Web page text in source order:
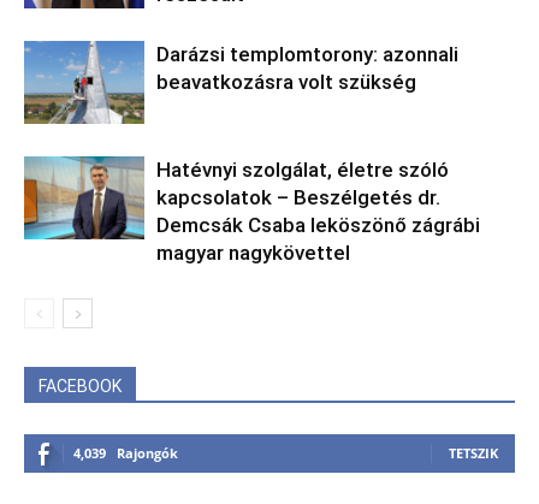
Darázsi templomtorony: azonnali
beavatkozásra volt szükség
Hatévnyi szolgálat, életre szóló
kapcsolatok – Beszélgetés dr.
Demcsák Csaba leköszönő zágrábi
magyar nagykövettel
FACEBOOK
4,039 Rajongók TETSZIK